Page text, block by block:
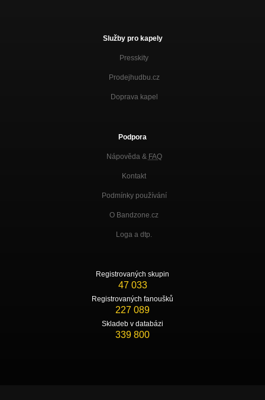
Služby pro kapely
Presskity
Prodejhudbu.cz
Doprava kapel
Podpora
Nápověda & FAQ
Kontakt
Podmínky používání
O Bandzone.cz
Loga a dtp.
Registrovaných skupin
47 033
Registrovaných fanoušků
227 089
Skladeb v databázi
339 800